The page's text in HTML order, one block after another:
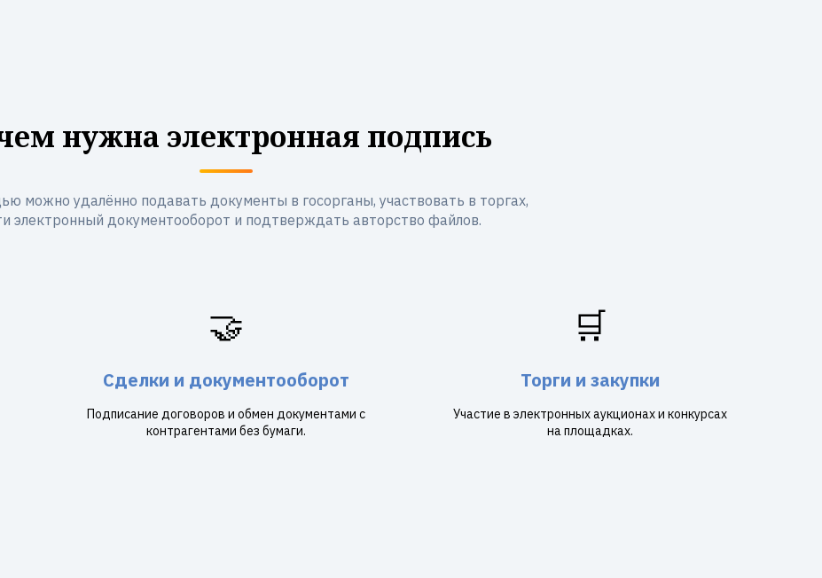
нужна электронная подпись
можно удалённо подавать документы в госорганы, участвовать в торгах,
электронный документооборот и подтверждать авторство файлов.
🤝
Сделки и документооборот
Подписание договоров и обмен документами с
контрагентами без бумаги.
🛒
Торги и закупки
Участие в электронных аукционах и конкурсах
на площадках.